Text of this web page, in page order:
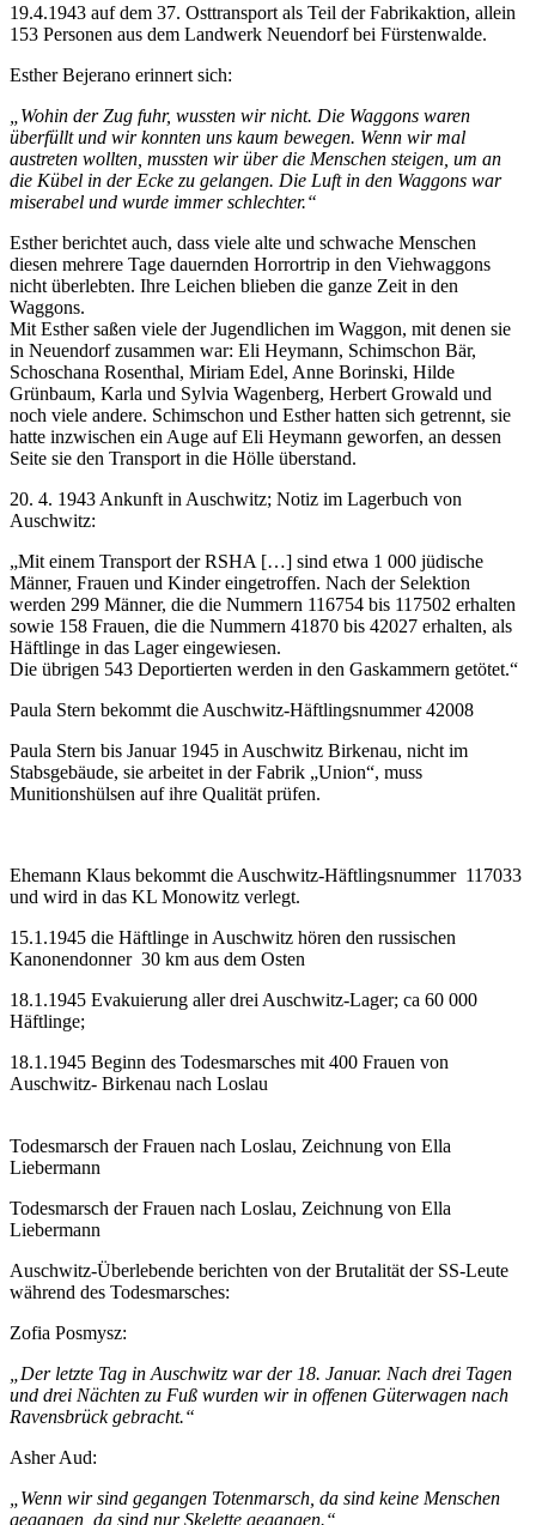
19.4.1943 auf dem 37. Osttransport als Teil der Fabrikaktion, allein
153 Personen aus dem Landwerk Neuendorf bei Fürstenwalde.
Esther Bejerano erinnert sich:
„Wohin der Zug fuhr, wussten wir nicht. Die Waggons waren
überfüllt und wir konnten uns kaum bewegen. Wenn wir mal
austreten wollten, mussten wir über die Menschen steigen, um an
die Kübel in der Ecke zu gelangen. Die Luft in den Waggons war
miserabel und wurde immer schlechter.“
Esther berichtet auch, dass viele alte und schwache Menschen
diesen mehrere Tage dauernden Horrortrip in den Viehwaggons
nicht überlebten. Ihre Leichen blieben die ganze Zeit in den
Waggons.
Mit Esther saßen viele der Jugendlichen im Waggon, mit denen sie
in Neuendorf zusammen war: Eli Heymann, Schimschon Bär,
Schoschana Rosenthal, Miriam Edel, Anne Borinski, Hilde
Grünbaum, Karla und Sylvia Wagenberg, Herbert Growald und
noch viele andere. Schimschon und Esther hatten sich getrennt, sie
hatte inzwischen ein Auge auf Eli Heymann geworfen, an dessen
Seite sie den Transport in die Hölle überstand.
20. 4. 1943 Ankunft in Auschwitz; Notiz im Lagerbuch von
Auschwitz:
„Mit einem Transport der RSHA […] sind etwa 1 000 jüdische
Männer, Frauen und Kinder eingetroffen. Nach der Selektion
werden 299 Männer, die die Nummern 116754 bis 117502 erhalten
sowie 158 Frauen, die die Nummern 41870 bis 42027 erhalten, als
Häftlinge in das Lager eingewiesen.
Die übrigen 543 Deportierten werden in den Gaskammern getötet.“
Paula Stern bekommt die Auschwitz-Häftlingsnummer 42008
Paula Stern bis Januar 1945 in Auschwitz Birkenau, nicht im
Stabsgebäude, sie arbeitet in der Fabrik „Union“, muss
Munitionshülsen auf ihre Qualität prüfen.
Ehemann Klaus bekommt die Auschwitz-Häftlingsnummer 117033
und wird in das KL Monowitz verlegt.
15.1.1945 die Häftlinge in Auschwitz hören den russischen
Kanonendonner 30 km aus dem Osten
18.1.1945 Evakuierung aller drei Auschwitz-Lager; ca 60 000
Häftlinge;
18.1.1945 Beginn des Todesmarsches mit 400 Frauen von
Auschwitz- Birkenau nach Loslau
Todesmarsch der Frauen nach Loslau, Zeichnung von Ella
Liebermann
Todesmarsch der Frauen nach Loslau, Zeichnung von Ella
Liebermann
Auschwitz-Überlebende berichten von der Brutalität der SS-Leute
während des Todesmarsches:
Zofia Posmysz:
„Der letzte Tag in Auschwitz war der 18. Januar. Nach drei Tagen
und drei Nächten zu Fuß wurden wir in offenen Güterwagen nach
Ravensbrück gebracht.“
Asher Aud:
„Wenn wir sind gegangen Totenmarsch, da sind keine Menschen
gegangen, da sind nur Skelette gegangen.“